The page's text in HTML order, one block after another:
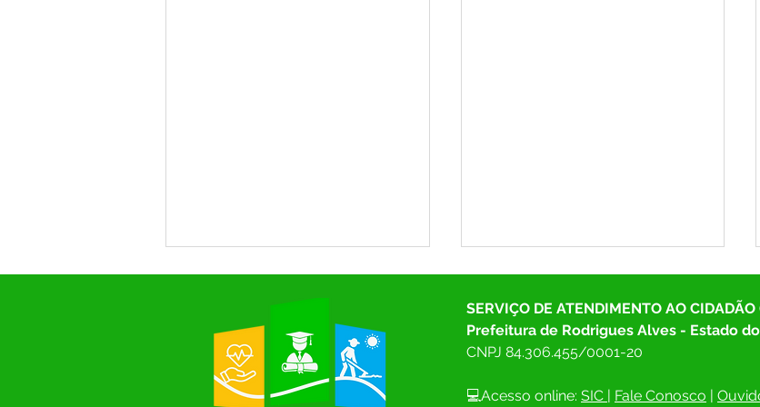
SERVIÇO DE ATENDIMENTO AO
Prefeitura de Rodrigues Alves - Estado
CNPJ 84.306.455/0001-20
💻Acesso online: SIC Fale Conosco